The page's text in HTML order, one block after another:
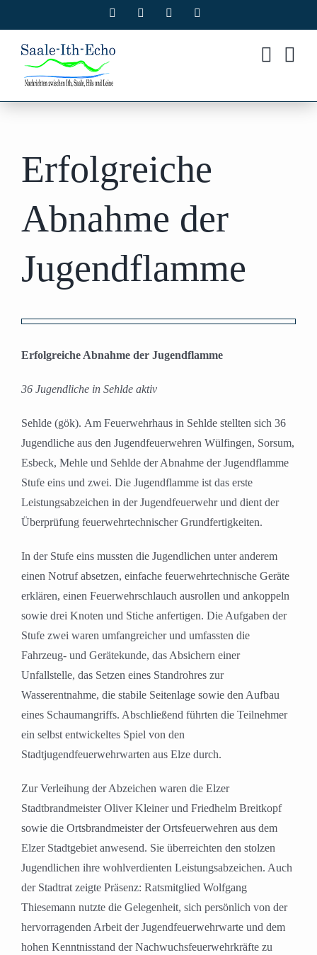
Inhalt
springen
Facebook Instagram
Erfolgreiche
Abnahme der
Jugendflamme
grösseres
Erfolgreiche Abnahme der Jugendflamme
36 Jugendliche in Sehlde aktiv
Sehlde (gök). Am Feuerwehrhaus in Sehlde stellten sich 36
Jugendliche aus den Jugendfeuerwehren Wülfingen, Sorsum,
Esbeck, Mehle und Sehlde der Abnahme der Jugendflamme
Stufe eins und zwei. Die Jugendflamme ist das erste
Leistungsabzeichen in der Jugendfeuerwehr und dient der
Überprüfung feuerwehrtechnischer Grundfertigkeiten.
In der Stufe eins mussten die Jugendlichen unter anderem
einen Notruf absetzen, einfache feuerwehrtechnische Geräte
erklären, einen Feuerwehrschlauch ausrollen und ankoppeln
sowie drei Knoten und Stiche anfertigen. Die Aufgaben der
Stufe zwei waren umfangreicher und umfassten die
Fahrzeug- und Gerätekunde, das Absichern einer
Unfallstelle, das Setzen eines Standrohres zur
Wasserentnahme, die stabile Seitenlage sowie den Aufbau
eines Schaumangriffs. Abschließend führten die Teilnehmer
ein selbst entwickeltes Spiel von den
Stadtjugendfeuerwehrwarten aus Elze durch.
Zur Verleihung der Abzeichen waren die Elzer
Stadtbrandmeister Oliver Kleiner und Friedhelm Breitkopf
sowie die Ortsbrandmeister der Ortsfeuerwehren aus dem
Elzer Stadtgebiet anwesend. Sie überreichten den stolzen
Jugendlichen ihre wohlverdienten Leistungsabzeichen. Auch
der Stadtrat zeigte Präsenz: Ratsmitglied Wolfgang
Thiesemann nutzte die Gelegenheit, sich persönlich von der
hervorragenden Arbeit der Jugendfeuerwehrwarte und dem
hohen Kenntnisstand der Nachwuchsfeuerwehrkräfte zu